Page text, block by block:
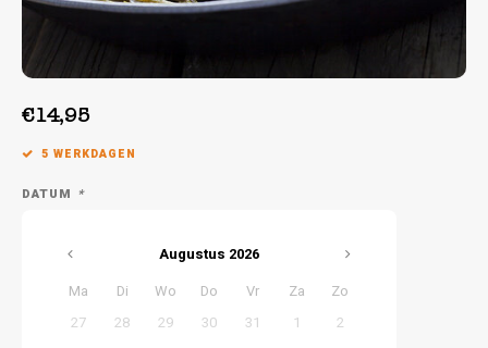
Week 39 | 21-09-2026 t/m 25-09-2026
€14,95
5 WERKDAGEN
DATUM *
Augustus 2026
Ma
Di Wo Do Vr Za
Zo
27
28 29 30 31 1 2